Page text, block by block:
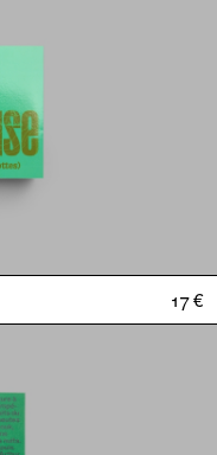
17 €